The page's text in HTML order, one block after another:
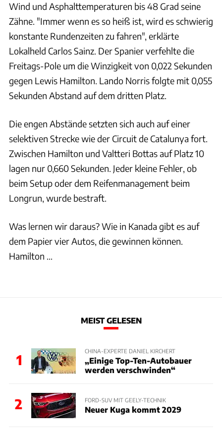
Wind und Asphalttemperaturen bis 48 Grad seine
Zähne. "Immer wenn es so heiß ist, wird es schwierig
konstante Rundenzeiten zu fahren", erklärte
Lokalheld Carlos Sainz. Der Spanier verfehlte die
Freitags-Pole um die Winzigkeit von 0,022 Sekunden
gegen Lewis Hamilton. Lando Norris folgte mit 0,055
Sekunden Abstand auf dem dritten Platz.
Die engen Abstände setzten sich auch auf einer
selektiven Strecke wie der Circuit de Catalunya fort.
Zwischen Hamilton und Valtteri Bottas auf Platz 10
lagen nur 0,660 Sekunden. Jeder kleine Fehler, ob
beim Setup oder dem Reifenmanagement beim
Longrun, wurde bestraft.
Was lernen wir daraus? Wie in Kanada gibt es auf
dem Papier vier Autos, die gewinnen können.
Hamilton ...
MEIST GELESEN
1
CHINA-EXPERTE DANIEL KIRCHERT
„Einige Top-Ten-Autobauer
werden verschwinden“
2 FORD-SUV MIT GEELY-TECHNIK
Neuer Kuga kommt 2029